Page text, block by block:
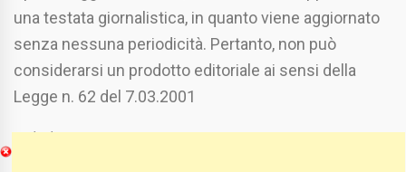
una testata giornalistica, in quanto viene aggiornato
senza nessuna periodicità. Pertanto, non può
considerarsi un prodotto editoriale ai sensi della
Legge n. 62 del 7.03.2001
Chi Siamo